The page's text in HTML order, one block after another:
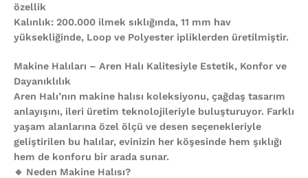
özellik
Kalınlık: 200.000 ilmek sıklığında, 11 mm hav
yüksekliğinde, Loop ve Polyester ipliklerden üretilmiştir.
Makine Halıları – Aren Halı Kalitesiyle Estetik, Konfor ve
Dayanıklılık
Aren Halı’nın makine halısı koleksiyonu, çağdaş tasarım
anlayışını, ileri üretim teknolojileriyle buluşturuyor. Farklı
yaşam alanlarına özel ölçü ve desen seçenekleriyle
geliştirilen bu halılar, evinizin her köşesinde hem şıklığı
hem de konforu bir arada sunar.
🔹 Neden Makine Halısı?